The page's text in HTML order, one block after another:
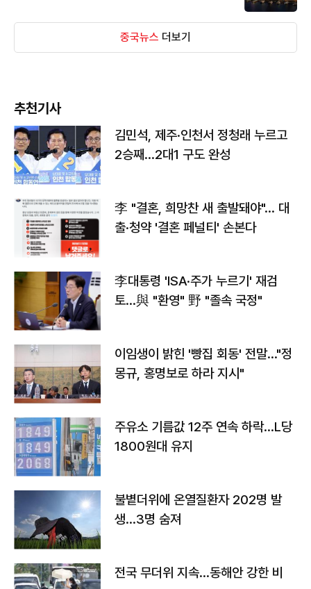
중국뉴스 더보기
추천기사
김민석, 제주·인천서 정청래 누르고
2승째…2대1 구도 완성
李 "결혼, 희망찬 새 출발돼야"… 대
출·청약 '결혼 페널티' 손본다
李대통령 'ISA·주가 누르기' 재검
토…與 "환영" 野 "졸속 국정"
이임생이 밝힌 '빵집 회동' 전말…"정
몽규, 홍명보로 하라 지시"
주유소 기름값 12주 연속 하락…L당
1800원대 유지
불볕더위에 온열질환자 202명 발
생…3명 숨져
전국 무더위 지속…동해안 강한 비